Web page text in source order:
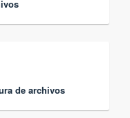
de archivos